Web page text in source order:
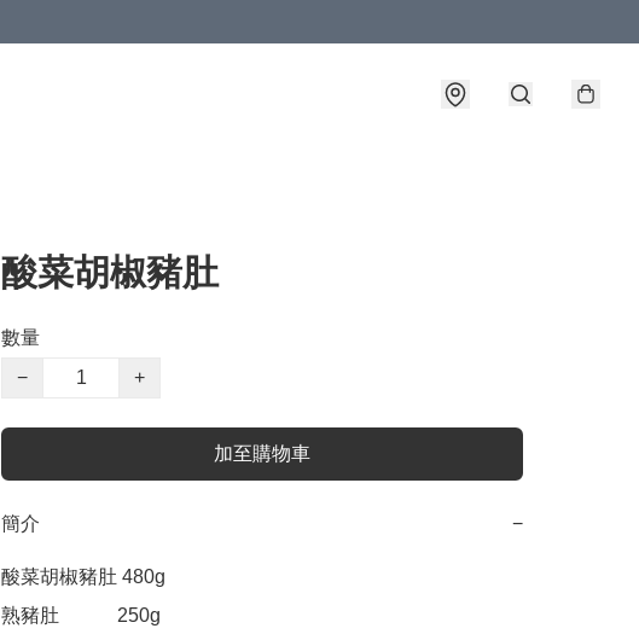
酸菜胡椒豬肚
數量
−
+
加至購物車
簡介 −
酸菜胡椒豬肚 480g
熟豬肚            250g